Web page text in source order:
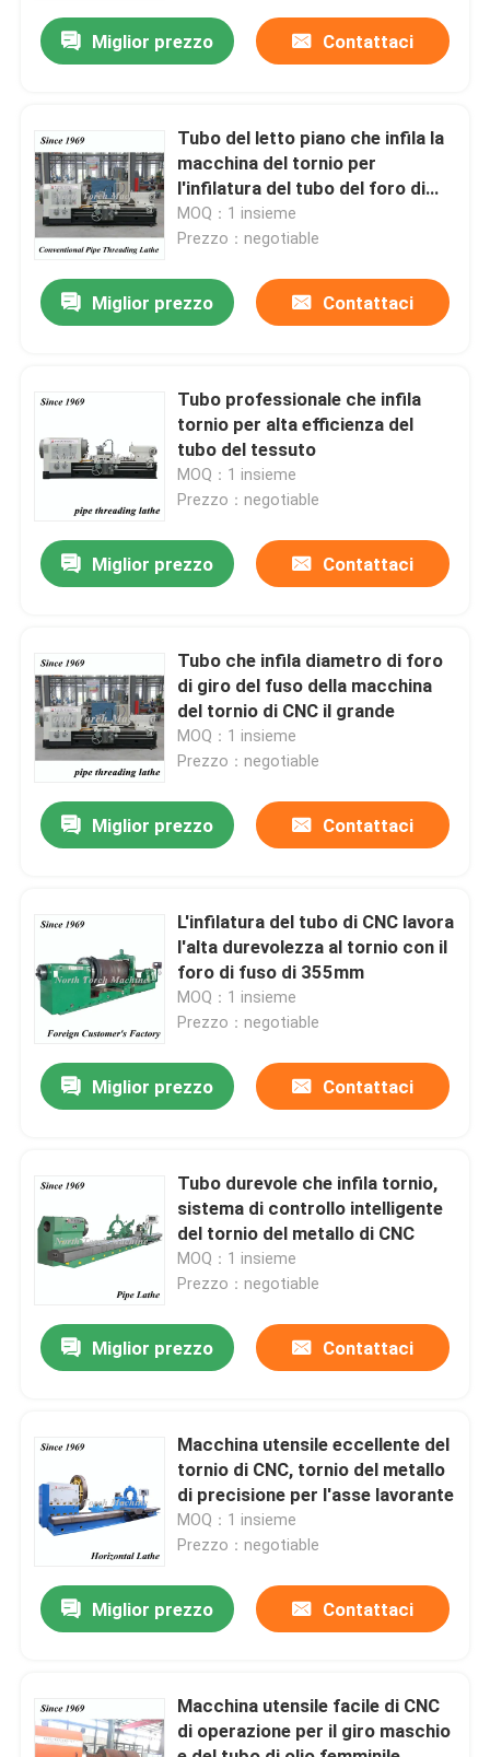
Prodotti
Circa noi
Giro della fabbrica
notizie
Richieda una citazione
Affrontando in macchina del tornio
Miglior prezzo Contattaci
Tubo del letto piano che infila la
macchina del tornio per
l'infilatura del tubo del foro di
355 fusi
MOQ：1 insieme
Prezzo：negotiable
Miglior prezzo Contattaci
Tubo professionale che infila
tornio per alta efficienza del
tubo del tessuto
MOQ：1 insieme
Prezzo：negotiable
Miglior prezzo Contattaci
Tubo che infila diametro di foro
di giro del fuso della macchina
del tornio di CNC il grande
MOQ：1 insieme
Prezzo：negotiable
Miglior prezzo Contattaci
L'infilatura del tubo di CNC lavora
l'alta durevolezza al tornio con il
foro di fuso di 355mm
MOQ：1 insieme
Prezzo：negotiable
Miglior prezzo Contattaci
Tubo durevole che infila tornio,
sistema di controllo intelligente
del tornio del metallo di CNC
MOQ：1 insieme
Prezzo：negotiable
Miglior prezzo Contattaci
Macchina utensile eccellente del
tornio di CNC, tornio del metallo
di precisione per l'asse lavorante
MOQ：1 insieme
Prezzo：negotiable
Miglior prezzo Contattaci
Macchina utensile facile di CNC
di operazione per il giro maschio